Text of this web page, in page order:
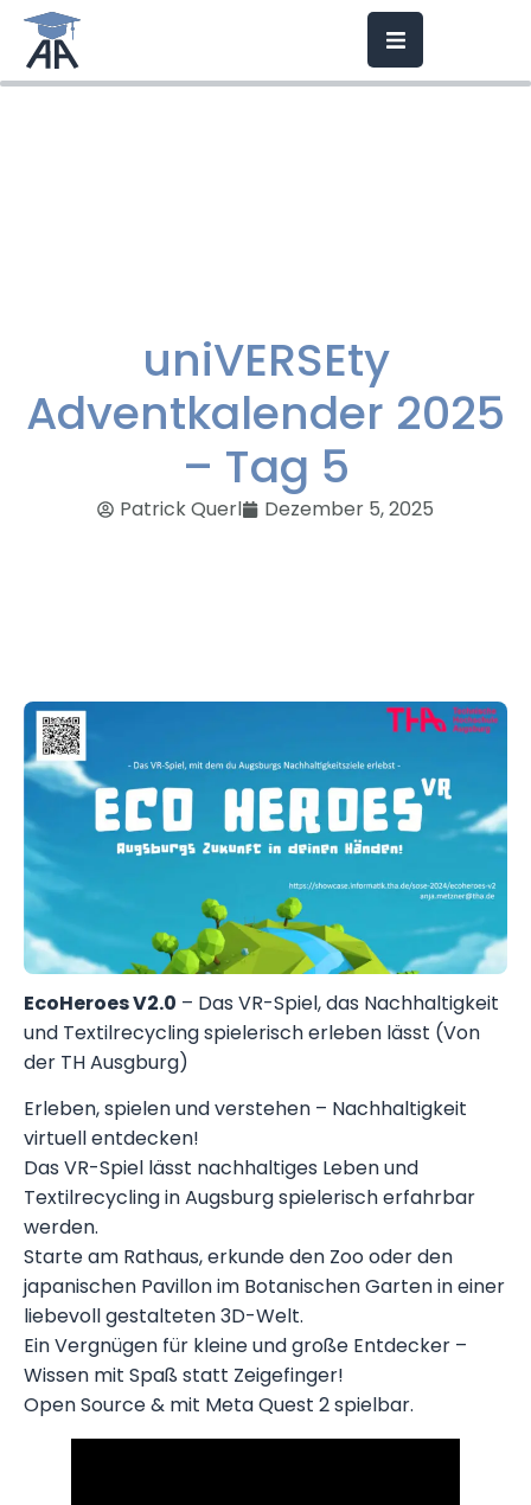
uniVERSEty
Adventkalender 2025
– Tag 5
Patrick Querl Dezember 5, 2025
EcoHeroes V2.0 – Das VR-Spiel, das Nachhaltigkeit
und Textilrecycling spielerisch erleben lässt (Von
der TH Ausgburg)
Erleben, spielen und verstehen – Nachhaltigkeit
virtuell entdecken!
Das VR-Spiel lässt nachhaltiges Leben und
Textilrecycling in Augsburg spielerisch erfahrbar
werden.
Starte am Rathaus, erkunde den Zoo oder den
japanischen Pavillon im Botanischen Garten in einer
liebevoll gestalteten 3D-Welt.
Ein Vergnügen für kleine und große Entdecker –
Wissen mit Spaß statt Zeigefinger!
Open Source & mit Meta Quest 2 spielbar.